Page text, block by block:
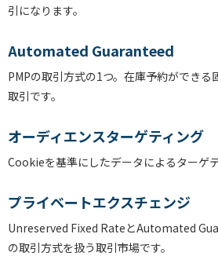
引になります。
Automated Guaranteed
PMPの取引方式の1つ。在庫予約ができ
取引です。
オーディエンスターゲティング
Cookieを基準にしたデータによるターゲテ
プライベートエクスチェンジ
Unreserved Fixed RateとAutomated
の取引方式を扱う取引市場です。